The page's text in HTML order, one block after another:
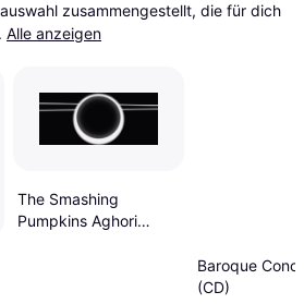
zusammengestellt, die für dich
Alle anzeigen
The Smashing
Pumpkins Aghori
Baroque
(CD)